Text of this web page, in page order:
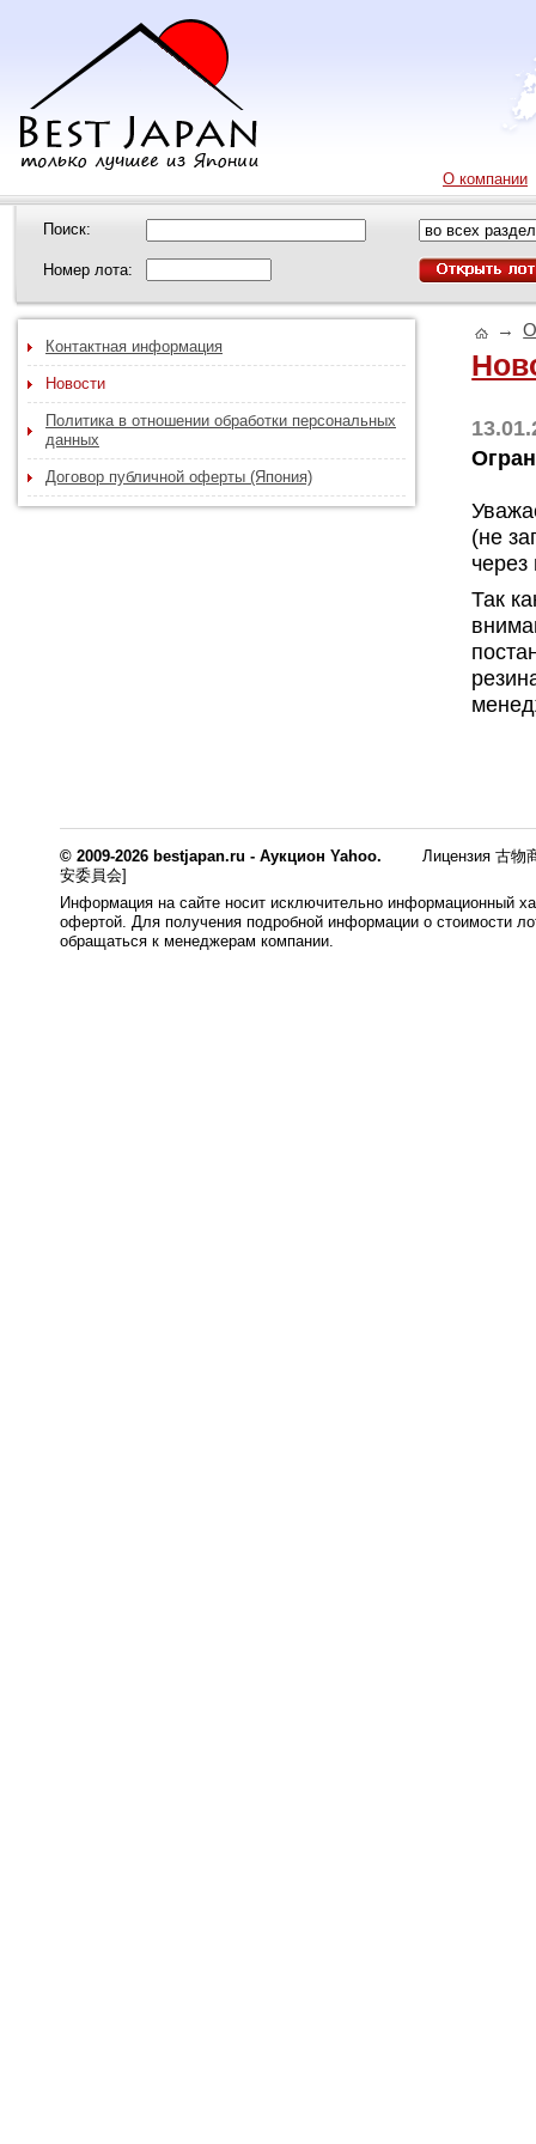
О компании
Поиск:
Номер лота:
Контактная информация
Новости
Политика в отношении обработки персональных
данных
Договор публичной оферты (Япония)
→
(не
Так
© 2009-2026 bestjapan.ru - Аукцион Yahoo.
Лицензия 古物
安委員会]
Информация на сайте носит исключительно информационный
офертой. Для получения подробной информации о стоимости
обращаться к менеджерам компании.